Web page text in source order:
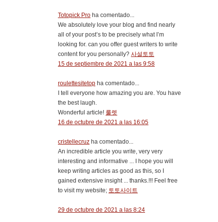
Totopick Pro ha comentado...
We absolutely love your blog and find nearly
all of your post’s to be precisely what I’m
looking for. can you offer guest writers to write
content for you personally? 사설토토
15 de septiembre de 2021 a las 9:58
roulettesitetop ha comentado...
I tell everyone how amazing you are. You have
the best laugh.
Wonderful article! 룰렛
16 de octubre de 2021 a las 16:05
cristellecruz ha comentado...
An incredible article you write, very very
interesting and informative ... I hope you will
keep writing articles as good as this, so I
gained extensive insight ... thanks.!!! Feel free
to visit my website; 토토사이트
29 de octubre de 2021 a las 8:24